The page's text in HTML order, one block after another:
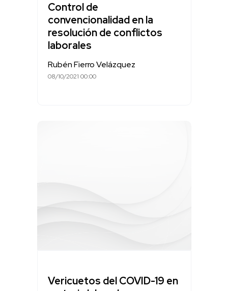
Control de
convencionalidad en la
resolución de conflictos
laborales
Rubén Fierro Velázquez
08/10/2021 00:00
Vericuetos del COVID-19 en